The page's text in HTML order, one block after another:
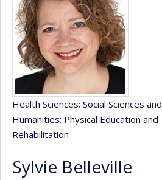
Health Sciences; Social Sciences and
Humanities; Physical Education and
Rehabilitation
Sylvie Belleville